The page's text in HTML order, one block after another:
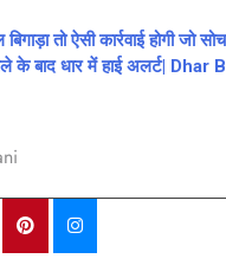
बिगाड़ा तो ऐसी कार्रवाई होगी जो
के बाद धार में हाई अलर्ट| Dhar